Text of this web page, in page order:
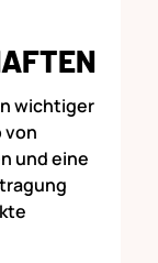
wichtiger
von
und eine